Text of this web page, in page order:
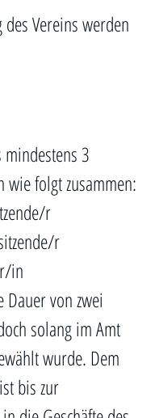
Vereins werden
3
wie folgt zusammen:
r
r
in
von zwei
solang im Amt
wurde. Dem
bis zur